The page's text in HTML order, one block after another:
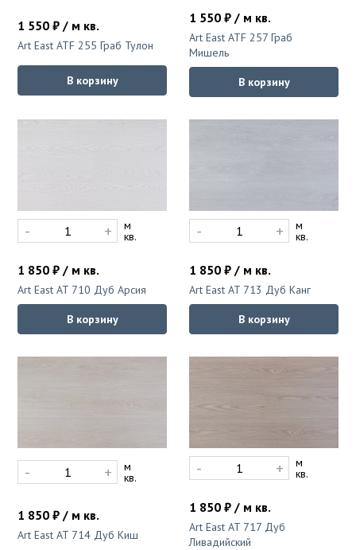
1 550 ₽ / м кв.
Art East ATF 255 Граб Тулон
В корзину
1 550 ₽ / м кв.
Art East ATF 257 Граб
Мишель
В корзину
1 850 ₽ / м кв.
Art East AT 710 Дуб Арсия
- + м
кв.
В корзину
1 850 ₽ / м кв.
Art East AT 713 Дуб Канг
- + м
кв.
В корзину
1 850 ₽ / м кв.
Art East AT 714 Дуб Киш
- + м
кв.
1 850 ₽ / м кв.
Art East AT 717 Дуб
Ливадийский
- + м
кв.